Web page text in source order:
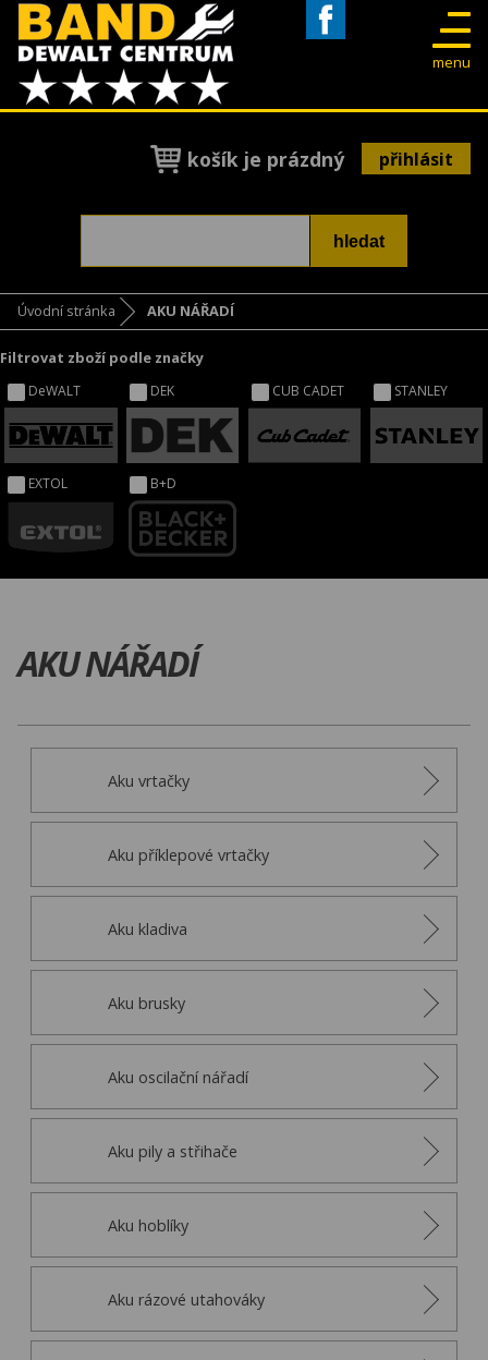
menu
košík je prázdný přihlásit
Úvodní stránka AKU NÁŘADÍ
Filtrovat zboží podle značky
DeWALT DEK CUB CADET STANLEY
EXTOL B+D
AKU NÁŘADÍ
Aku vrtačky
Aku příklepové vrtačky
Aku kladiva
Aku brusky
Aku oscilační nářadí
Aku pily a střihače
Aku hoblíky
Aku rázové utahováky